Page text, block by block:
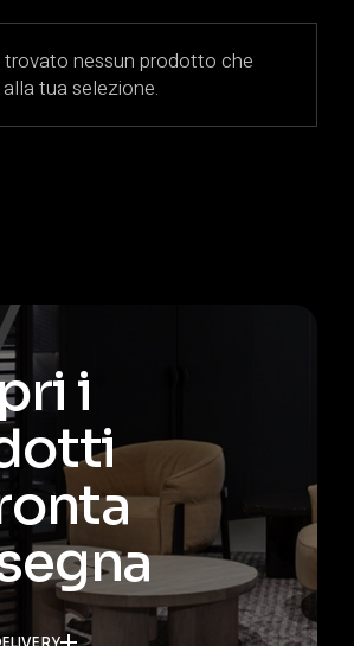
nessun prodotto che
tua selezione.
i